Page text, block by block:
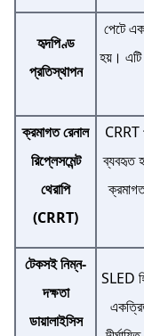
হৃদপিণ্ড
প্রতিস্থাপন
পেটে
হয়। এটি
ক্রমাগত রেনাল
রিপ্লেসমেন্ট
থেরাপি
(CRRT)
CRRT
ব্যবহৃত
টেকসই নিম্ন-
দক্ষতা
ডায়ালাইসিস
SLED